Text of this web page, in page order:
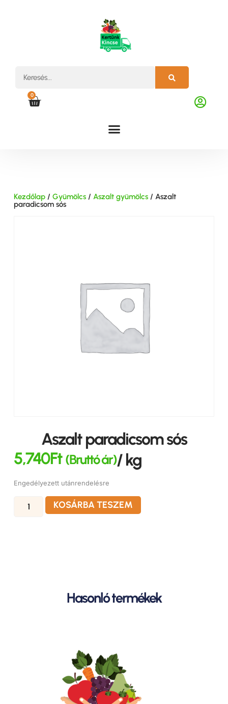
0
Kezdőlap/ Gyümölcs/ Aszalt gyümölcs/ Aszalt
paradicsom sós
Aszalt paradicsom sós
5,740Ft (Bruttó ár)/ kg
Engedélyezett utánrendelésre
KOSÁRBA TESZEM
Hasonló termékek